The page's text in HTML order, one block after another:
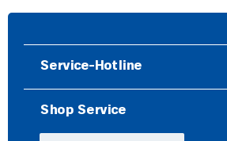
Service-Hotline
Shop Service